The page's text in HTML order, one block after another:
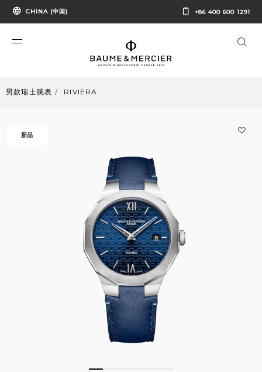
CHINA (中国) +86 400 600 1291
男款瑞士腕表 RIVIERA
新品